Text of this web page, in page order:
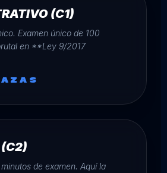
(C1)
Examen único de 100
en **Ley 9/2017
de examen. Aquí la